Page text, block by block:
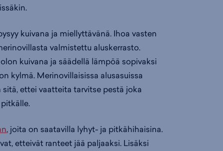
kuivana ja miellyttävänä. Ihoa vasten
valmistettu aluskerrasto.
kuivana ja säädellä lämpöä sopivaksi
kylmä. Merinovillaisissa alusasuissa
ettei vaatteita tarvitse pestä joka
, joita on saatavilla lyhyt- ja pitkähihaisina.
etteivät ranteet jää paljaaksi. Lisäksi